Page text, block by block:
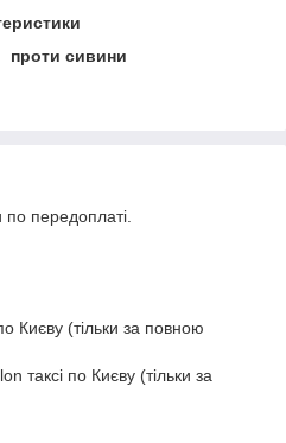
проти сивини
по передоплаті.
Києву (тільки за повною
таксі по Києву (тільки за